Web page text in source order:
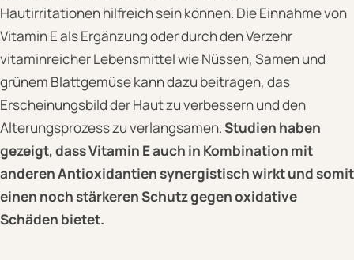
Hautirritationen hilfreich sein können. Die Einnahme von
Vitamin E als Ergänzung oder durch den Verzehr
vitaminreicher Lebensmittel wie Nüssen, Samen und
grünem Blattgemüse kann dazu beitragen, das
Erscheinungsbild der Haut zu verbessern und den
Alterungsprozess zu verlangsamen.Studien haben
gezeigt, dass Vitamin E auch in Kombination mit
anderen Antioxidantien synergistisch wirkt und somit
einen noch stärkeren Schutz gegen oxidative
Schäden bietet.